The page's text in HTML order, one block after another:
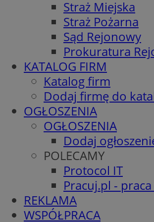
Straż Miejska
Straż Pożarna
Sąd Rejonowy
Prokuratura
KATALOG FIRM
Katalog firm
Dodaj firmę do
OGŁOSZENIA
OGŁOSZENIA
Dodaj
POLECAMY
Protocol IT
Pracuj.pl -
REKLAMA
WSPÓŁPRACA